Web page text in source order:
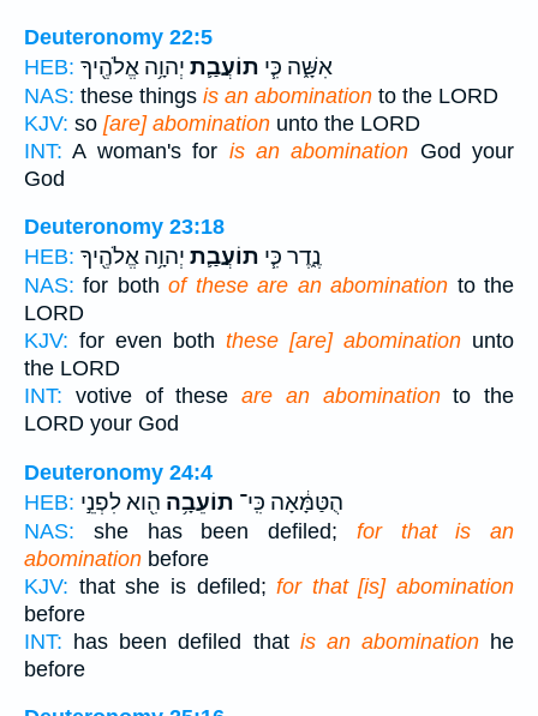
Deuteronomy 22:5
HEB:
אִשָּׁ֑ה כִּ֧י תוֹעֲבַ֛ת יְהוָ֥ה אֱלֹהֶ֖יךָ
NAS: these things is an abomination to the LORD
KJV: so [are] abomination unto the LORD
INT: A woman's for is an abomination God your
God
Deuteronomy 23:18
HEB:
נֶ֑דֶר כִּ֧י תוֹעֲבַ֛ת יְהוָ֥ה אֱלֹהֶ֖יךָ
NAS: for bothof these are an abomination to the
LORD
KJV: for even both these [are] abomination unto
the LORD
INT: votive of these are an abominationto the
LORD your God
Deuteronomy 24:4
HEB:
הֻטַּמָּ֔אָה כִּֽי־ תוֹעֵבָ֥ה הִ֖וא לִפְנֵ֣י
NAS: she has been defiled; for that is an
abomination before
KJV: that she is defiled;for that [is] abomination
before
INT: has been defiled that is an abominationhe
before